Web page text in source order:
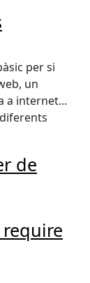
per si
un
a internet...
de